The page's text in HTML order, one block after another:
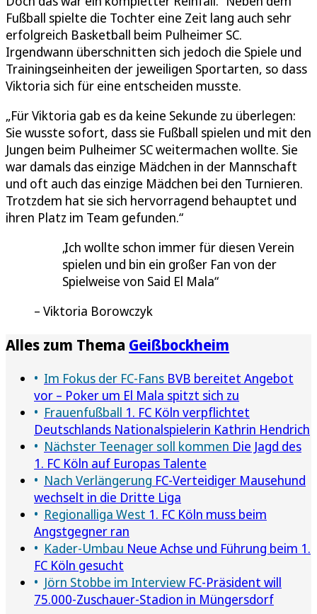
Fußball spielte die Tochter eine Zeit lang auch sehr
erfolgreich Basketball beim Pulheimer SC.
Irgendwann überschnitten sich jedoch die Spiele und
Trainingseinheiten der jeweiligen Sportarten, so dass
Viktoria sich für eine entscheiden musste.
„Für Viktoria gab es da keine Sekunde zu überlegen:
Sie wusste sofort, dass sie Fußball spielen und mit den
Jungen beim Pulheimer SC weitermachen wollte. Sie
war damals das einzige Mädchen in der Mannschaft
und oft auch das einzige Mädchen bei den Turnieren.
Trotzdem hat sie sich hervorragend behauptet und
ihren Platz im Team gefunden.“
Ich wollte schon immer für diesen Verein
spielen und bin ein großer Fan von der
Spielweise von Said El Mala
Viktoria Borowczyk
Alles zum Thema Geißbockheim
Im Fokus der FC-Fans BVB bereitet Angebot
vor – Poker um El Mala spitzt sich zu
Frauenfußball 1. FC Köln verpflichtet
Deutschlands Nationalspielerin Kathrin Hendrich
Nächster Teenager soll kommen Die Jagd des
1. FC Köln auf Europas Talente
Nach Verlängerung FC-Verteidiger Mausehund
wechselt in die Dritte Liga
Regionalliga West 1. FC Köln muss beim
Angstgegner ran
Kader-Umbau Neue Achse und Führung beim 1.
FC Köln gesucht
Jörn Stobbe im Interview FC-Präsident will
75.000-Zuschauer-Stadion in Müngersdorf